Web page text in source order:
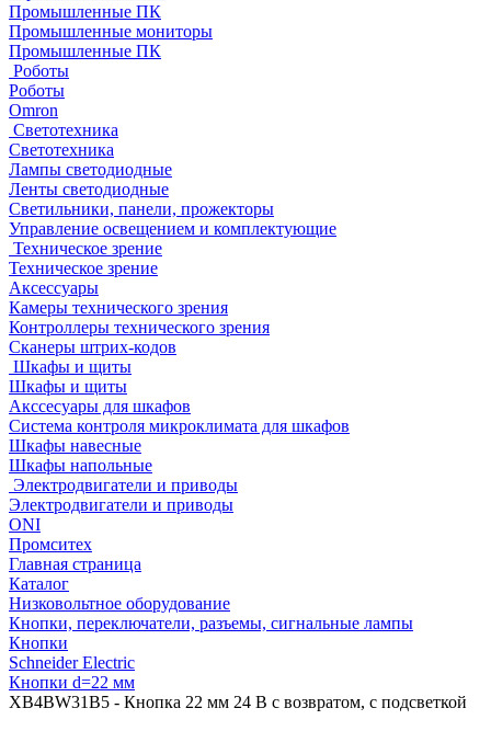
Промышленные ПК
Промышленные мониторы
Промышленные ПК
Роботы
Роботы
Omron
Светотехника
Светотехника
Лампы светодиодные
Ленты светодиодные
Светильники, панели, прожекторы
Управление освещением и комплектующие
Техническое зрение
Техническое зрение
Аксессуары
Камеры технического зрения
Контроллеры технического зрения
Сканеры штрих-кодов
Шкафы и щиты
Шкафы и щиты
Акссесуары для шкафов
Система контроля микроклимата для шкафов
Шкафы навесные
Шкафы напольные
Электродвигатели и приводы
Электродвигатели и приводы
ONI
Промситех
Главная страница
Каталог
Низковольтное оборудование
Кнопки, переключатели, разъемы, сигнальные лампы
Кнопки
Schneider Electric
Кнопки d=22 мм
XB4BW31B5 - Кнопка 22 мм 24 В с возвратом, с подсветкой